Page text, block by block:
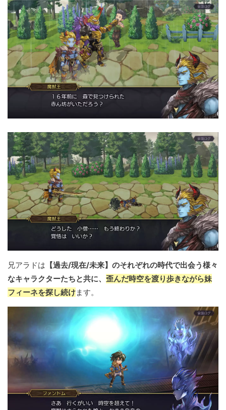
兄アラドは 【過去/現在/未来】のそれぞれの時代で出会う様々
なキャラクターたちと共に、 歪んだ時空を渡り歩きながら妹
フィーネを探し続けます。